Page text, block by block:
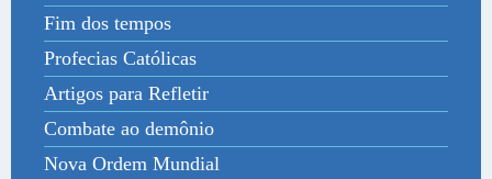
Fim dos tempos
Profecias Católicas
Artigos para Refletir
Combate ao demônio
Nova Ordem Mundial